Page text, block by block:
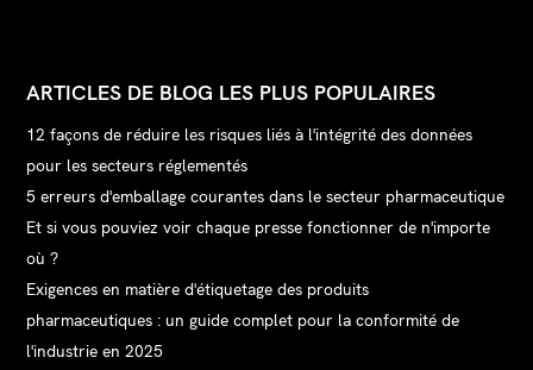
ARTICLES DE BLOG LES PLUS POPULAIRES
12 façons de réduire les risques liés à l'intégrité des données
pour les secteurs réglementés
5 erreurs d'emballage courantes dans le secteur pharmaceutique
Et si vous pouviez voir chaque presse fonctionner de n'importe
où ?
Exigences en matière d'étiquetage des produits
pharmaceutiques : un guide complet pour la conformité de
l'industrie en 2025